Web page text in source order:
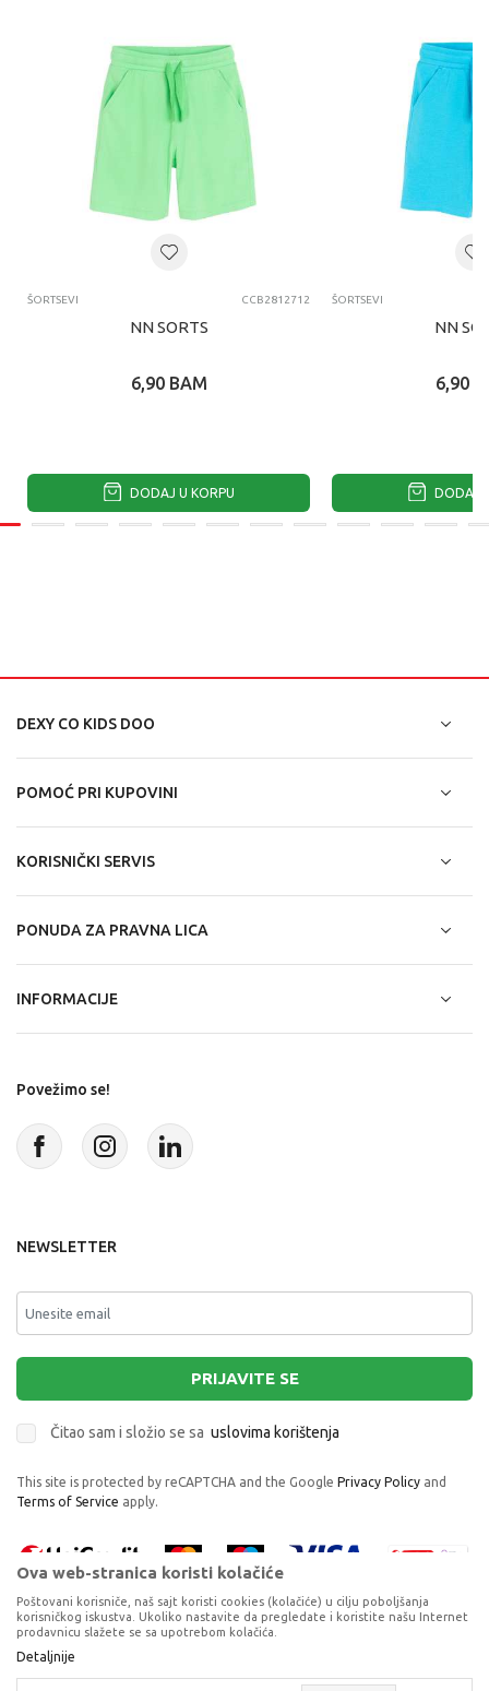
ŠORTSEVI CCB2812712
NN SORTS
6,90 BAM
DODAJ U KORPU
ŠORTSEVI
NN
6,90
DODAJ
NN SORTS 3-MARITIME
DEXY CO KIDS DOO
POMOĆ PRI KUPOVINI
KORISNIČKI SERVIS
PONUDA ZA PRAVNA LICA
INFORMACIJE
Povežimo se!
NEWSLETTER
PRIJAVITE SE
Čitao sam i složio se sa uslovima korištenja
This site is protected by reCAPTCHA and the Google Privacy Policy and
Terms of Service apply.
Proizvode na sajtu nastojimo da opišemo što je preciznije moguće, ali ne
možemo garantovati da su svi podaci i fotografije, navedeni u okrviru
proizvoda, u potpunosti kompletni i bez grešaka. Svi artikli prikazani na
Ova web-stranica koristi kolačiće
Poštovani korisniče, naš sajt koristi cookies (kolačiće) u cilju poboljšanja
korisničkog iskustva. Ukoliko nastavite da pregledate i koristite našu Internet
prodavnicu slažete se sa upotrebom kolačića.
Detaljnije